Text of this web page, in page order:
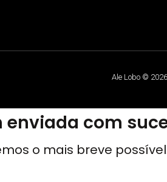
Ale Lobo ©
enviada com
o mais breve